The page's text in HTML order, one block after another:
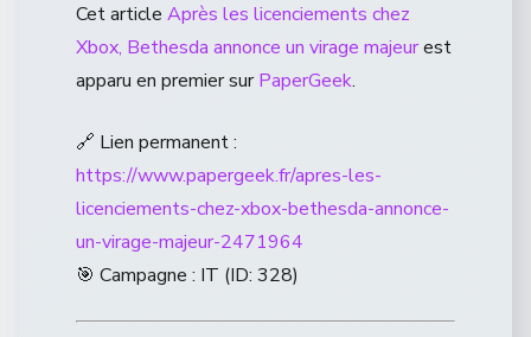
Cet article Après les licenciements chez
Xbox, Bethesda annonce un virage majeurest
apparu en premier surPaperGeek.
🔗 Lien permanent :
https://www.papergeek.fr/apres-les-
licenciements-chez-xbox-bethesda-annonce-
un-virage-majeur-2471964
🎯 Campagne : IT (ID: 328)